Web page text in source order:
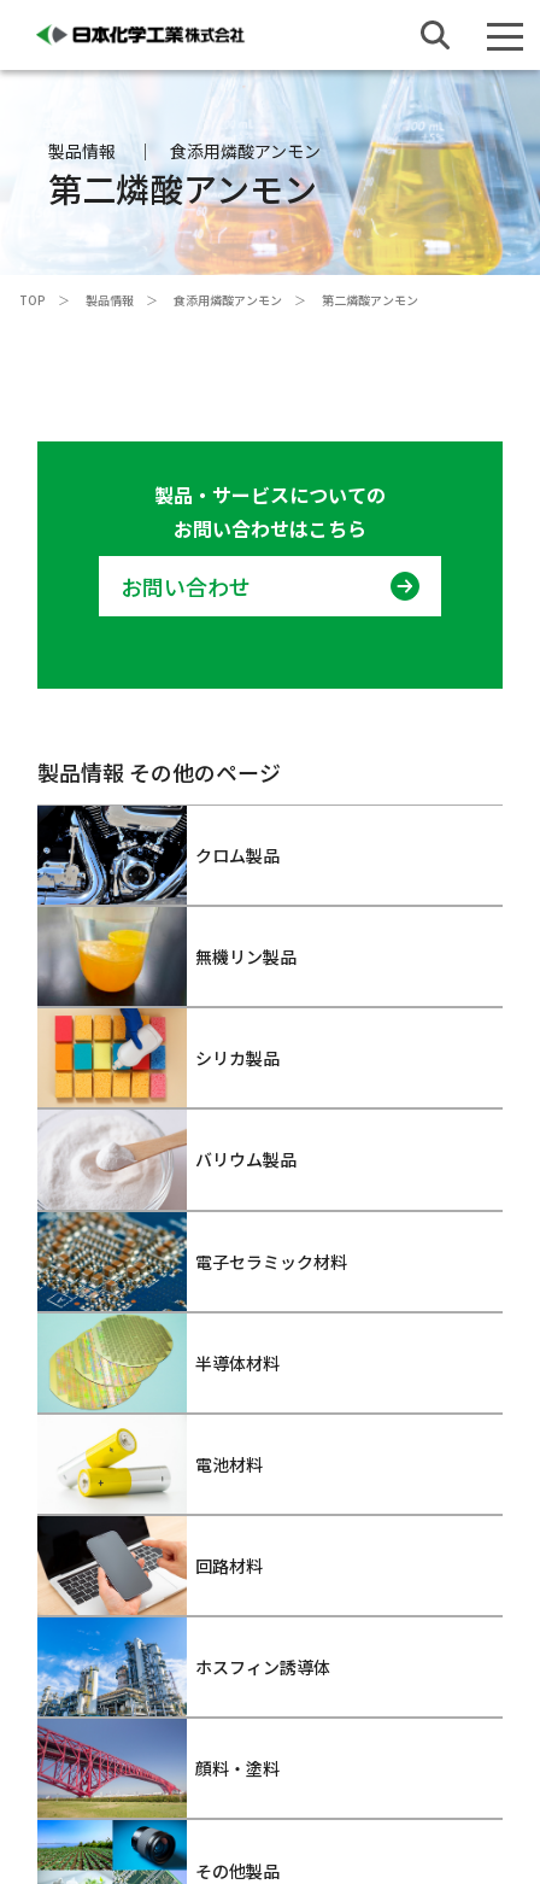
製品情報 食添用燐酸アンモン
第二燐酸アンモン
TOP 製品情報 食添用燐酸アンモン 第二燐酸アンモン
製品・サービスについての
お問い合わせはこちら
お問い合わせ
製品情報 その他のページ
クロム製品
無機リン製品
シリカ製品
バリウム製品
電子セラミック材料
半導体材料
電池材料
回路材料
ホスフィン誘導体
顔料・塗料
その他製品